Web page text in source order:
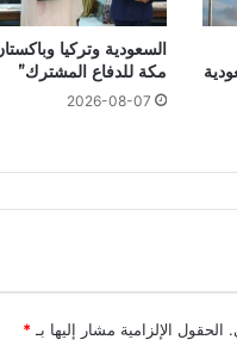
السعودية وتركيا
مكة للدفاع المشترك”
2026-08-07
الحقول الإلزامية مشار إليها بـ *